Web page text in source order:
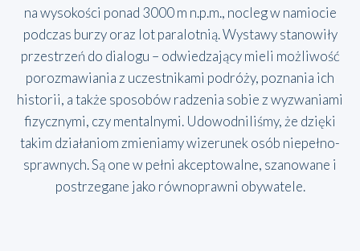
na wyso­ko­ści ponad 3000 m n.p.m., noc­leg w namio­cie
pod­czas burzy oraz lot para­lot­nią. Wysta­wy sta­no­wi­ły
prze­strzeń do dia­lo­gu – odwie­dza­ją­cy mie­li moż­li­wość
poroz­ma­wia­nia z uczest­ni­ka­mi podró­ży, pozna­nia ich
histo­rii, a tak­że spo­so­bów radze­nia sobie z wyzwa­nia­mi
fizycz­ny­mi, czy men­tal­ny­mi. Udo­wod­ni­li­śmy, że dzię­ki
takim dzia­ła­niom zmie­nia­my wize­ru­nek osób nie­peł­no­
spraw­nych. Są one w peł­ni akcep­to­wal­ne, sza­no­wa­ne i
postrze­ga­ne jako rów­no­praw­ni oby­wa­te­le.